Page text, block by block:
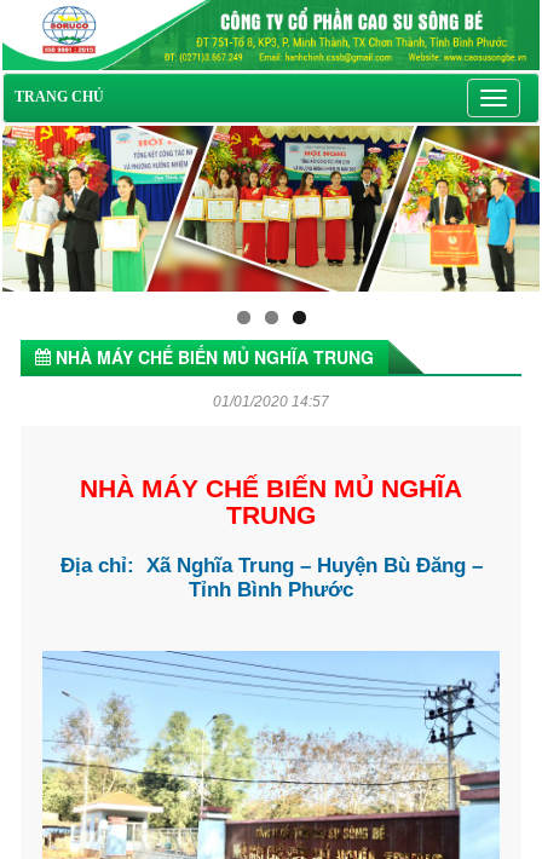
TRANG CHỦ
NHÀ MÁY CHẾ BIẾN MỦ NGHĨA TRUNG
01/01/2020 14:57
NHÀ MÁY CHẾ BIẾN MỦ NGHĨA
TRUNG
Địa chỉ: Xã Nghĩa Trung – Huyện Bù Đăng –
Tỉnh Bình Phước